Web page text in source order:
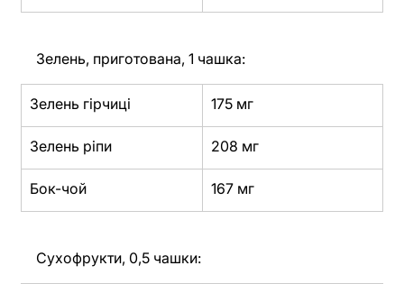
Зелень, приготована, 1 чашка:
Зелень гірчиці 175 мг
Зелень ріпи 208 мг
Бок-чой 167 мг
Сухофрукти, 0,5 чашки: